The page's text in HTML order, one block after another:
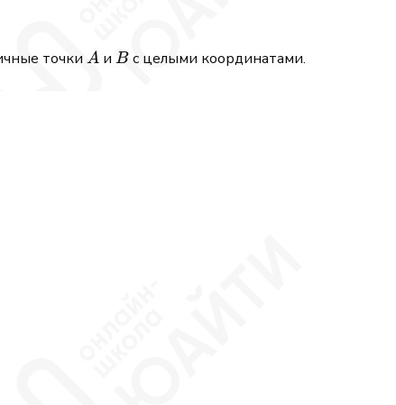
точкиA
A иB
B с целыми координатами.